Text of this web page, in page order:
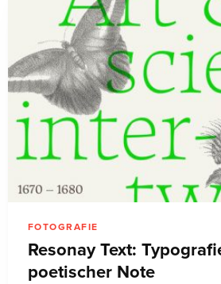
FOTOGRAFIE
Resonay Text:
poetischer Note